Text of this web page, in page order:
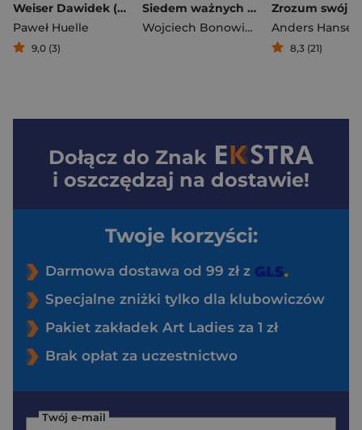
Weiser Dawidek (2026)
Paweł Huelle
9,0 (3)
Siedem ważnych słów. Michał Heller w rozmowie z Wojciechem Bonowiczem - książka z autografem
Wojciech Bonowicz
Michał Heller
Anders Hansen
8,3 (21)
Dołącz do Znak
i oszczędzaj na dostawie!
Twoje korzyści:
Darmowa dostawa od 99 zł z
Specjalne zniżki tylko dla klubowiczów
Pakiet zakładek Art Ladies za 1 zł
Brak opłat za uczestnictwo
Twój e-mail